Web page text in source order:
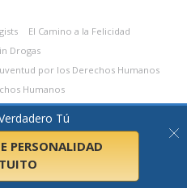
Tú
PERSONALIDAD
El Camino a la Felicidad
Drogas
por los Derechos Humanos
Humanos
Centre International.
•Política de cookies•Términos de